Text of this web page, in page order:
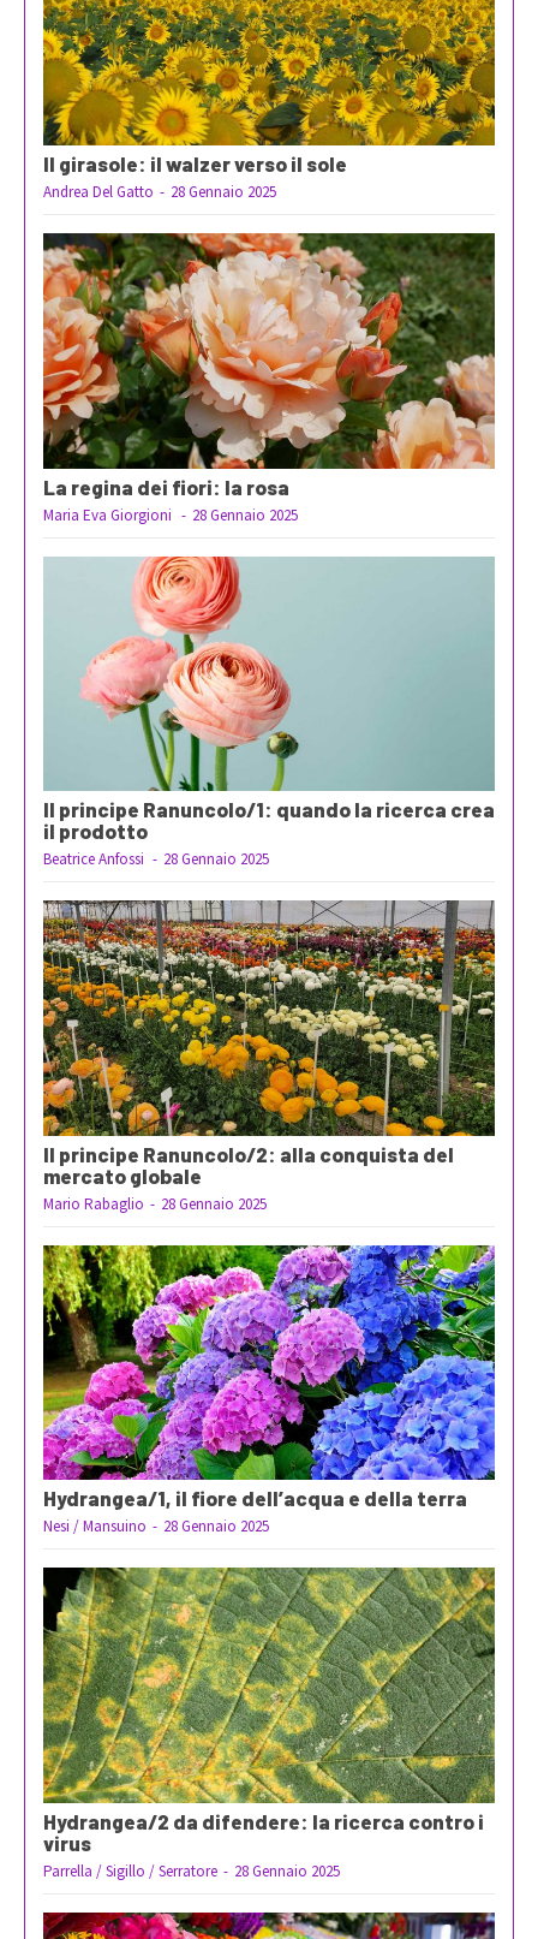
Il girasole: il walzer verso il sole
Andrea Del Gatto - 28 Gennaio 2025
La regina dei fiori: la rosa
Maria Eva Giorgioni - 28 Gennaio 2025
Il principe Ranuncolo/1: quando la ricerca crea
il prodotto
Beatrice Anfossi - 28 Gennaio 2025
Il principe Ranuncolo/2: alla conquista del
mercato globale
Mario Rabaglio - 28 Gennaio 2025
Hydrangea/1, il fiore dell’acqua e della terra
Nesi / Mansuino - 28 Gennaio 2025
Hydrangea/2 da difendere: la ricerca contro i
virus
Parrella / Sigillo / Serratore - 28 Gennaio 2025